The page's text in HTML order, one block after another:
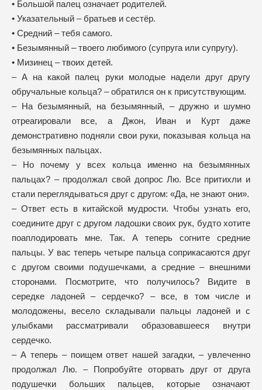
• Большой палец означает родителей.
• Указательный – братьев и сестёр.
• Средний – тебя самого.
• Безымянный – твоего любимого (супруга или супругу).
• Мизинец – твоих детей.
– А на какой палец руки молодые надели друг другу
обручальные кольца? – обратился он к присутствующим.
– На безымянный, на безымянный, – дружно и шумно
отреагировали все, а Джон, Иван и Курт даже
демонстративно подняли свои руки, показывая кольца на
безымянных пальцах.
– Но почему у всех кольца именно на безымянных
пальцах? – продолжал свой допрос Лю. Все притихли и
стали переглядываться друг с другом: «Да, не знают они».
– Ответ есть в китайской мудрости. Чтобы узнать его,
соедините друг с другом ладошки своих рук, будто хотите
поаплодировать мне. Так. А теперь согните средние
пальцы. У вас теперь четыре пальца соприкасаются друг
с другом своими подушечками, а средние – внешними
сторонами. Посмотрите, что получилось? Видите в
середке ладоней – сердечко? – все, в том числе и
молодожены, весело складывали пальцы ладоней и с
улыбками рассматривали образовавшееся внутри
сердечко.
– А теперь – поищем ответ нашей загадки, – увлеченно
продолжал Лю. – Попробуйте оторвать друг от друга
подушечки больших пальцев, которые означают